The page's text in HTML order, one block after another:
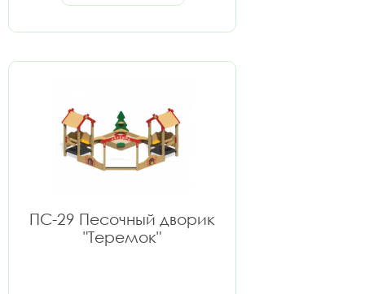
ПС-29 Песочный дворик
"Теремок"